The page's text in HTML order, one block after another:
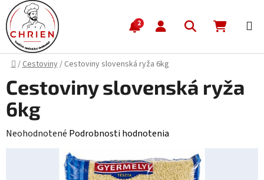
Prejsť na obsah
2 Hľadať
Domov
/Cestoviny/ Cestoviny slovenská ryža 6kg
Cestoviny slovenská ryža
6kg
Priemerné hodnotenie produktu je 0,0 z 5 hviezdičiek.
Neohodnotené Podrobnosti hodnotenia